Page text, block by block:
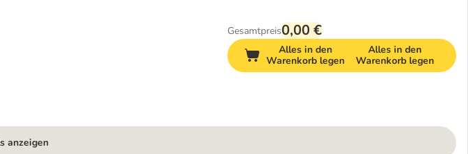
Gesamtpreis0,00 €
Alles in den
Warenkorb legen
Alles in den
Warenkorb legen
anzeigen